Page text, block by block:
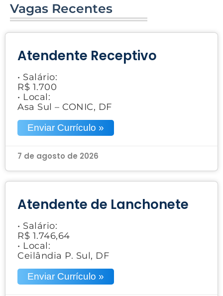
Vagas Recentes
Atendente Receptivo
• Salário:
R$ 1.700
• Local:
Asa Sul – CONIC, DF
Enviar Currículo »
7 de agosto de 2026
Atendente de Lanchonete
• Salário:
R$ 1.746,64
• Local:
Ceilândia P. Sul, DF
Enviar Currículo »